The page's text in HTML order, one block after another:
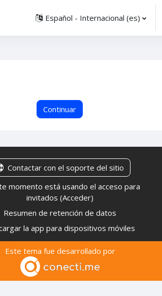
Español - Internacional ‎(es)‎
Continuar
Contactar con el soporte del sitio
momento está usando el acceso para
invitados (Acceder)
Resumen de retención de datos
la app para dispositivos móviles
Este tema fue desarrollado por